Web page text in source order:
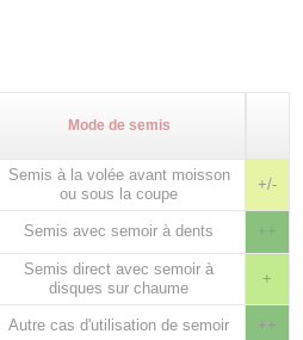
Mode de semis
Semis à la volée avant moisson
ou sous la coupe
+/-
Semis avec semoir à dents ++
Semis direct avec semoir à
disques sur chaume
+
Autre cas d'utilisation de semoir ++